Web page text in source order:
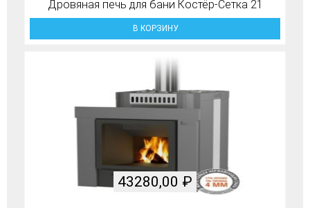
Дровяная печь для бани Костёр-Сетка 21
В КОРЗИНУ
43280,00 ₽